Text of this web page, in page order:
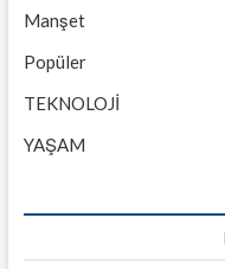
Manşet
Popüler
TEKNOLOJİ
YAŞAM